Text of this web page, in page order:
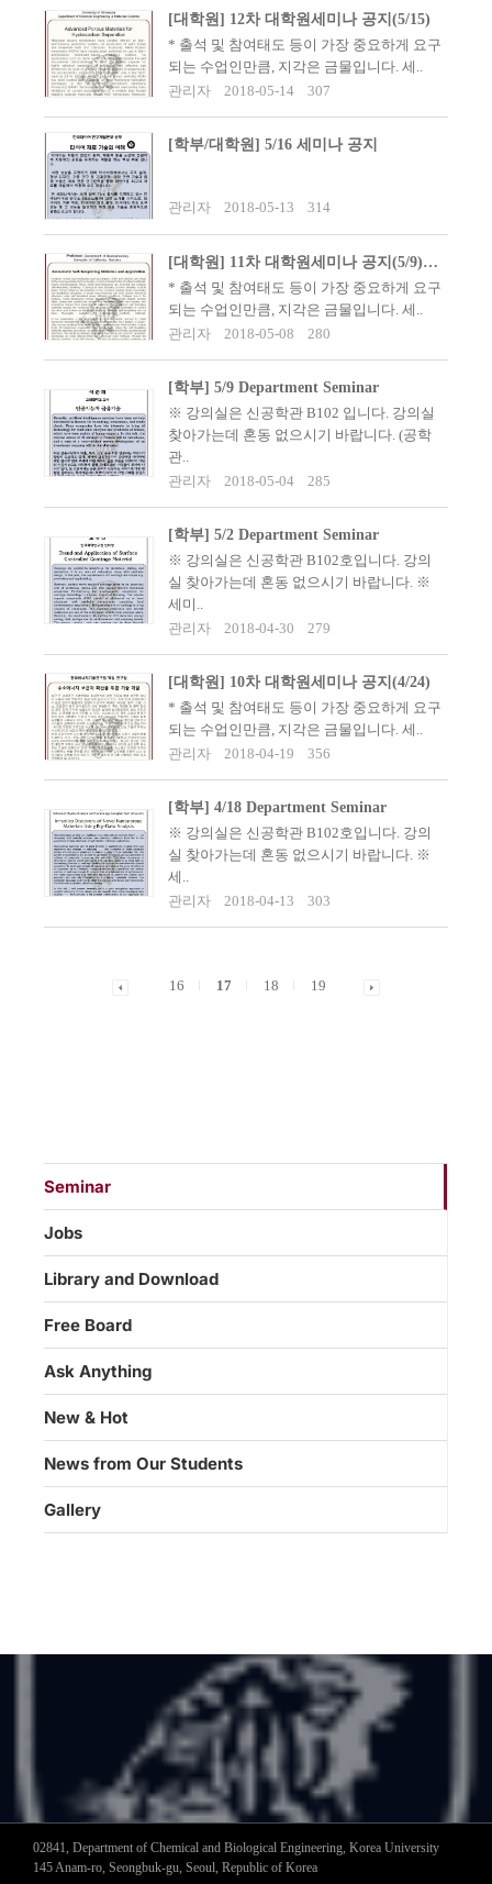
[대학원] 12차 대학원세미나 공지(5/15)
​* 출석 및 참여태도 등이 가장 중요하게 요구
되는 수업인만큼, 지각은 금물입니다. 세..
관리자
2018-05-14 307
[학부/대학원] 5/16 세미나 공지
관리자 2018-05-13 314
[대학원] 11차 대학원세미나 공지(5/9)_急
​* 출석 및 참여태도 등이 가장 중요하게 요구
되는 수업인만큼, 지각은 금물입니다. 세..
관리자
2018-05-08 280
[학부] 5/9 Department Seminar
※ 강의실은 신공학관 B102 입니다. 강의실
찾아가는데 혼동 없으시기 바랍니다. (공학
관..
관리자
2018-05-04 285
[학부] 5/2 Department Seminar
※ 강의실은 신공학관 B102호입니다. 강의
실 찾아가는데 혼동 없으시기 바랍니다. ※
세미..
관리자
2018-04-30 279
[대학원] 10차 대학원세미나 공지(4/24)
​* 출석 및 참여태도 등이 가장 중요하게 요구
되는 수업인만큼, 지각은 금물입니다. 세..
관리자
2018-04-19 356
[학부] 4/18 Department Seminar
※ 강의실은 신공학관 B102호입니다. 강의
실 찾아가는데 혼동 없으시기 바랍니다. ※
세..
관리자
2018-04-13 303
16 17 18 19
Seminar
Jobs
Library and Download
Free Board
Ask Anything
New & Hot
News from Our Students
Gallery
02841, Department of Chemical and Biological Engineering, Korea University
145 Anam-ro, Seongbuk-gu, Seoul, Republic of Korea